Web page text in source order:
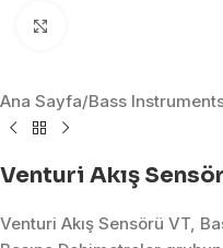
Ana Sayfa/Bass
Venturi Akış
Venturi Akış Sensörü VT,